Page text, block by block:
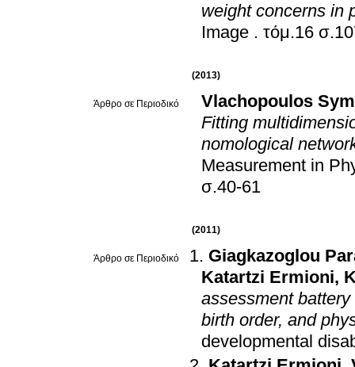
weight concerns in
Image . τόμ.16
(2013)
Άρθρο σε Περιοδικό
Vlachopoulos
Fitting
nomological
Measurement in
σ.40-61
(2011)
Άρθρο σε Περιοδικό
Giagkazoglou
Katartzi Ermioni,
assessment
birth order, and
developmental